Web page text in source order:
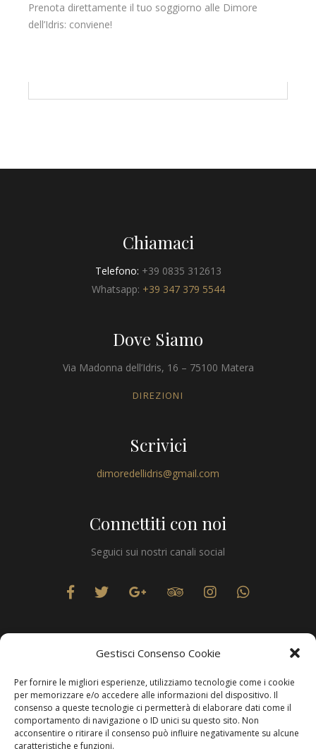
Gestisci Consenso Cookie
Per fornire le migliori esperienze, utilizziamo tecnologie come i cookie
per memorizzare e/o accedere alle informazioni del dispositivo. Il
consenso a queste tecnologie ci permetterà di elaborare dati come il
comportamento di navigazione o ID unici su questo sito. Non
acconsentire o ritirare il consenso può influire negativamente su alcune
caratteristiche e funzioni.
Prenota direttamente il tuo soggiorno alle Dimore
dell’Idris: conviene!
Chiamaci
Telefono: +39 0835 312613
Whatsapp: +39 347 379 5544
Dove Siamo
Via Madonna dell’Idris, 16 – 75100 Matera
DIREZIONI
Scrivici
dimoredellidris@gmail.com
Connettiti con noi
Seguici sui nostri canali social
Privacy